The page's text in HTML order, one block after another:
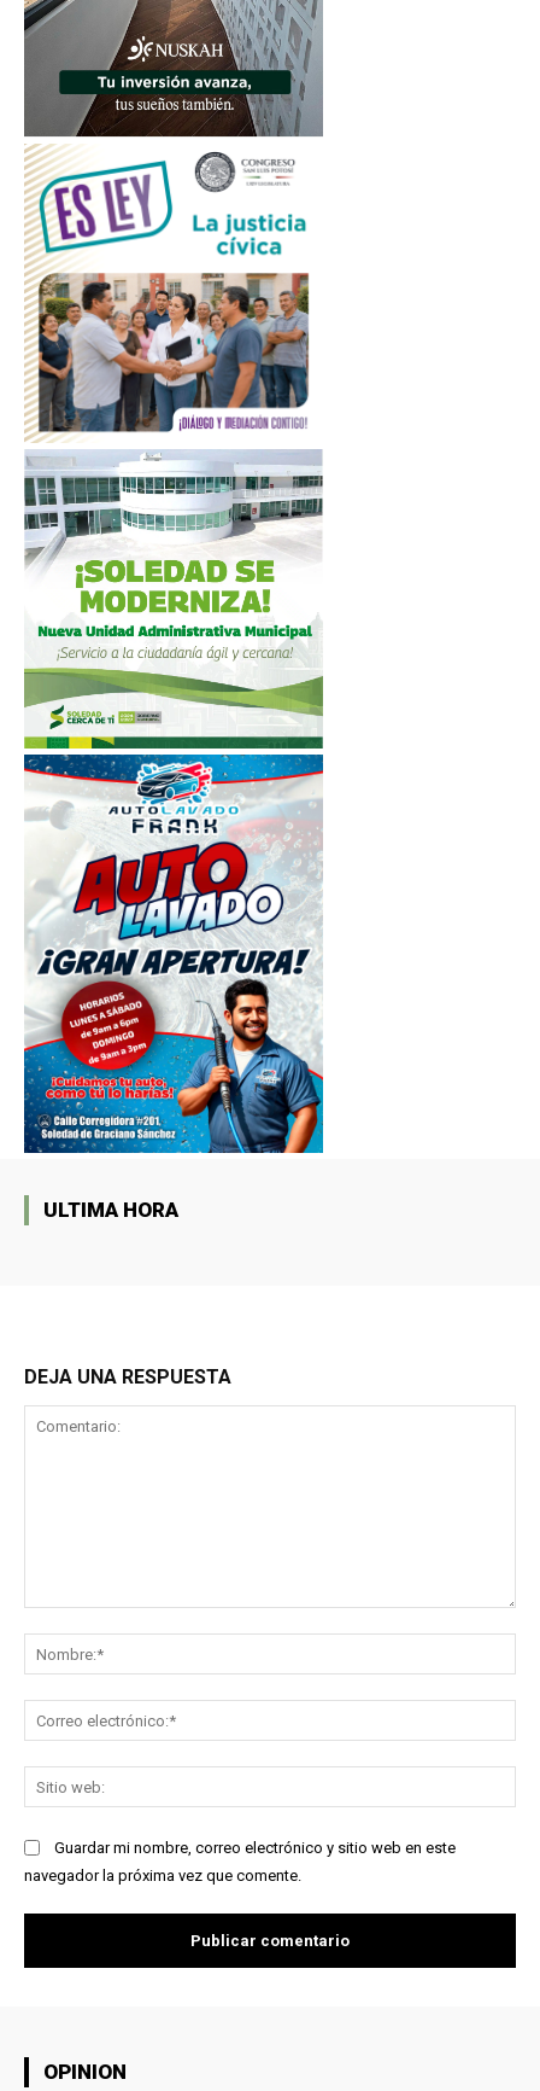
ULTIMA HORA
DEJA UNA RESPUESTA
Guardar mi nombre, correo electrónico y sitio web en este
navegador la próxima vez que comente.
OPINION